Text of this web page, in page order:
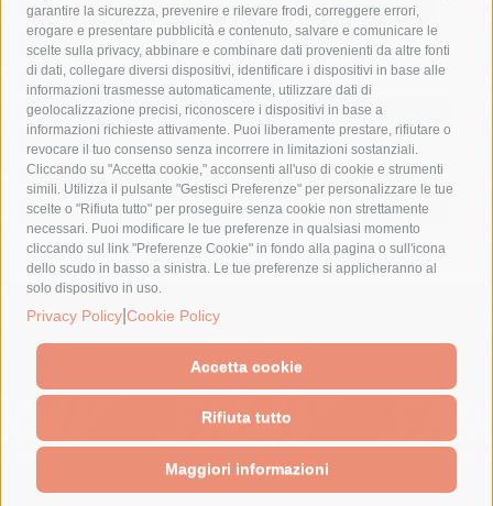
garantire la sicurezza, prevenire e rilevare frodi, correggere errori,
erogare e presentare pubblicità e contenuto, salvare e comunicare le
scelte sulla privacy, abbinare e combinare dati provenienti da altre fonti
di dati, collegare diversi dispositivi, identificare i dispositivi in base alle
informazioni trasmesse automaticamente, utilizzare dati di
geolocalizzazione precisi, riconoscere i dispositivi in base a
informazioni richieste attivamente. Puoi liberamente prestare, rifiutare o
revocare il tuo consenso senza incorrere in limitazioni sostanziali.
Cliccando su "Accetta cookie," acconsenti all'uso di cookie e strumenti
simili. Utilizza il pulsante "Gestisci Preferenze" per personalizzare le tue
scelte o "Rifiuta tutto" per proseguire senza cookie non strettamente
necessari. Puoi modificare le tue preferenze in qualsiasi momento
cliccando sul link "Preferenze Cookie" in fondo alla pagina o sull'icona
dello scudo in basso a sinistra. Le tue preferenze si applicheranno al
solo dispositivo in uso.
Privacy Policy Cookie Policy
Accetta cookie
Rifiuta tutto
Maggiori informazioni
fondazione sorrento
gori guardia costiera
incidente
lavori
lorenzo balducelli mare
massa lubrense
massimo coppola
Meta napoli
ordinanza
penisola sorrentina
piano di sorrento
polizia municipale
protezione civile
Regione Campania
sant'agnello
sindaco cuomo
sorrento studenti temporali
treni
turismo
Vico Equense villa fiorentino vincenzo de luca
© 2015 SorrentoPress. All rights reserved.
Il giornale online della Penisola Sorrentina
Cookie Policy